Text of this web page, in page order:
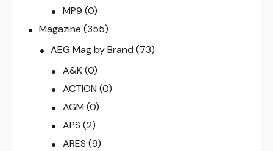
MP9 (0)
Magazine (355)
AEG Mag by Brand (73)
A&K (0)
ACTION (0)
AGM (0)
APS (2)
ARES (9)